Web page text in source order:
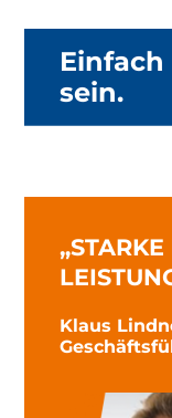
sein.
Klaus